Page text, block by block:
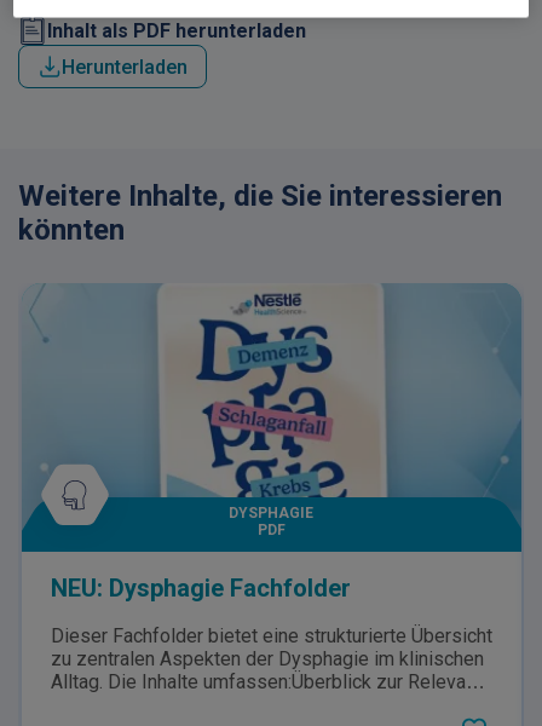
Inhalt als PDF herunterladen
Herunterladen
Weitere Inhalte, die Sie interessieren
könnten
DYSPHAGIE
PDF
NEU: Dysphagie Fachfolder
Dieser Fachfolder bietet eine strukturierte Übersicht
zu zentralen Aspekten der Dysphagie im klinischen
Alltag. Die Inhalte umfassen:Überblick zur Relevanz